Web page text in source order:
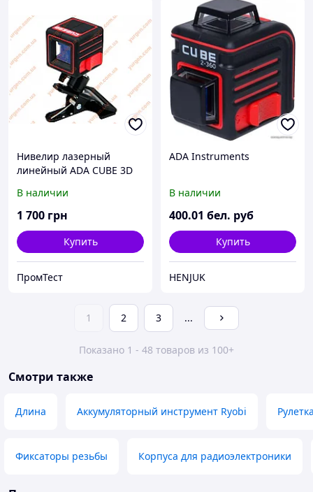
Нивелир лазерный
линейный ADA CUBE 3D
В наличии
1 700 грн
Купить
ПромТест
ADA Instruments
В наличии
400.01 бел. руб
Купить
HENJUK
1 2 3 ...
Показано 1 - 48 товаров из 100+
Смотри также
Длина Аккумуляторный инструмент Ryobi
Фиксаторы резьбы Корпуса для радиоэлектроники